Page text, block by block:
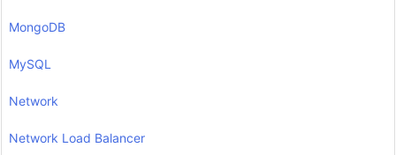
MongoDB
MySQL
Network
Network Load Balancer